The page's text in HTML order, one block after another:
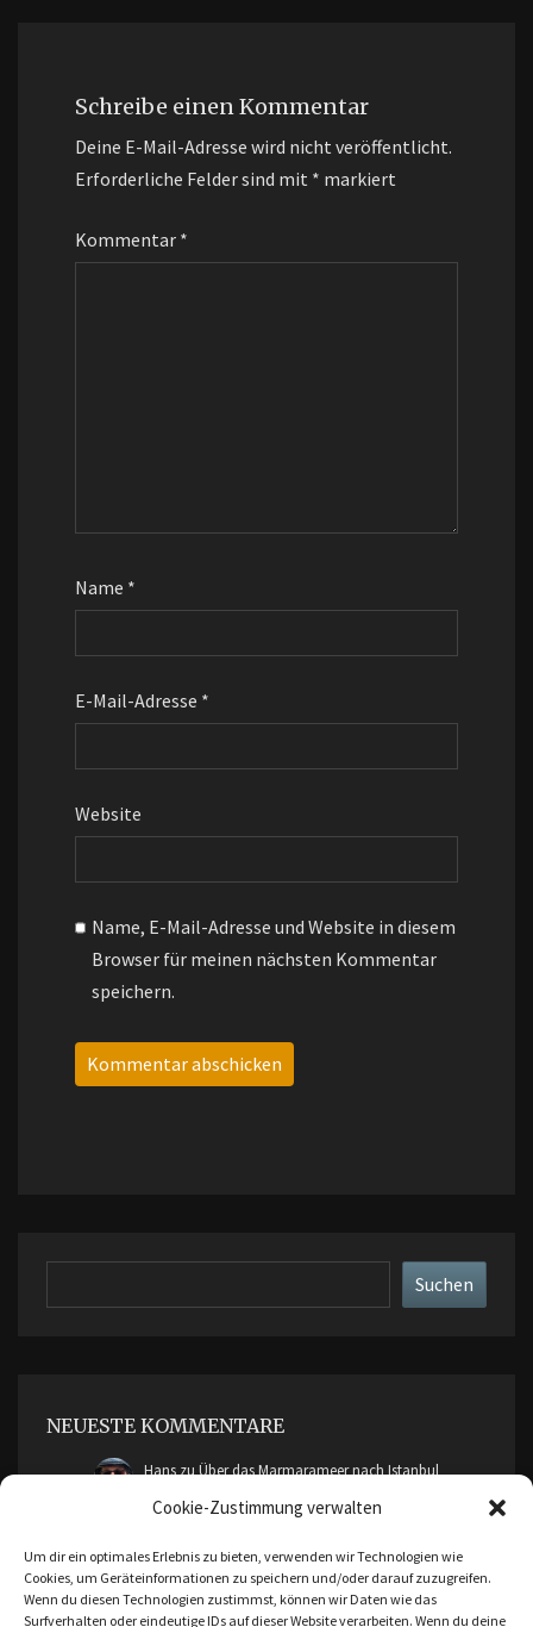
Cookie-Zustimmung verwalten
Um dir ein optimales Erlebnis zu bieten, verwenden wir Technologien wie
Cookies, um Geräteinformationen zu speichern und/oder darauf zuzugreifen.
Wenn du diesen Technologien zustimmst, können wir Daten wie das
Surfverhalten oder eindeutige IDs auf dieser Website verarbeiten. Wenn du deine
Schreibe einen Kommentar
Deine E-Mail-Adresse wird nicht veröffentlicht.
Erforderliche Felder sind mit * markiert
Kommentar *
Name *
E-Mail-Adresse *
Website
Name, E-Mail-Adresse und Website in diesem
Browser für meinen nächsten Kommentar
speichern.
Suchen
NEUESTE KOMMENTARE
HanszuÜber das Marmarameer nach Istanbul
Malte FriendicazuAnkara, Bursa und Cumalikizik